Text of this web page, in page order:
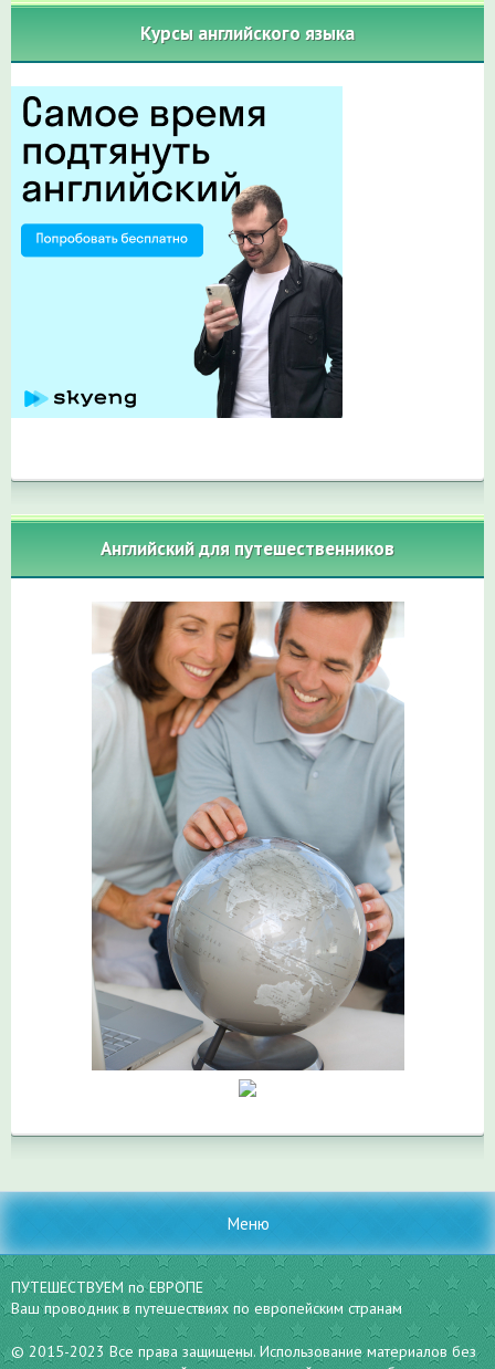
Курсы английского языка
Английский для путешественников
Меню
ПУТЕШЕСТВУЕМ по ЕВРОПЕ
Ваш проводник в путешествиях по европейским странам
© 2015-2023 Все права защищены. Использование материалов без